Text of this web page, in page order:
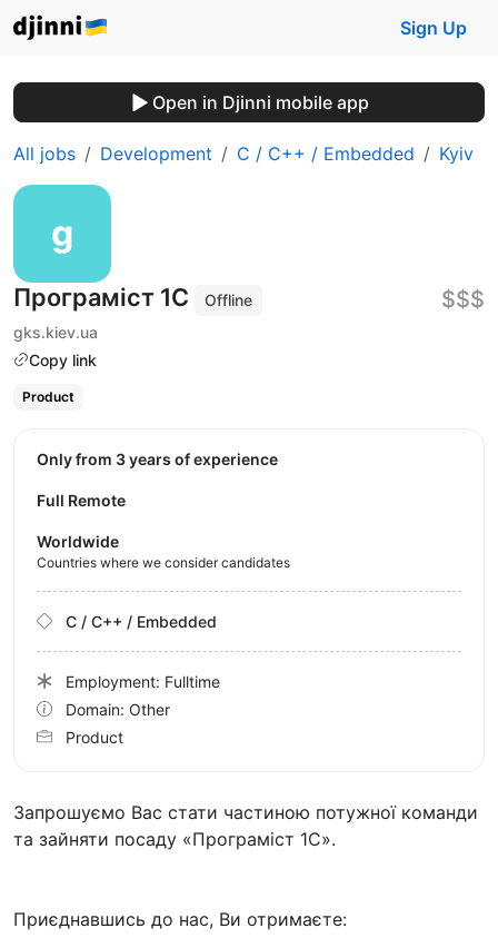
Sign Up
Open in Djinni mobile app
All jobs Development C / C++ / Embedded Kyiv
Програміст 1С
Offline
gks.kiev.ua
Copy link
$$$
Product
Запрошуємо Вас стати частиною потужної команди
та зайняти посаду «Програміст 1С».
Приєднавшись до нас, Ви отримаєте:
Only from 3 years of experience
Full Remote
Worldwide
Countries where we consider candidates
C / C++ / Embedded
Employment: Fulltime
Domain: Other
Product